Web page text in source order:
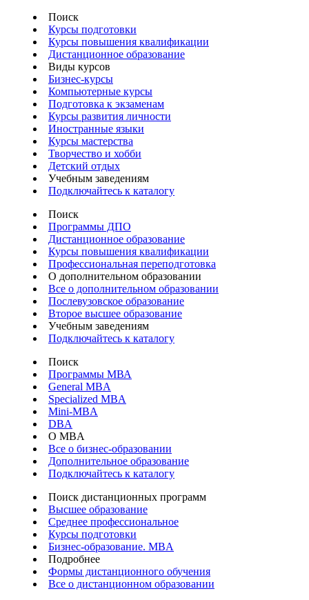
Поиск
Курсы подготовки
Курсы повышения квалификации
Дистанционное образование
Виды курсов
Бизнес-курсы
Компьютерные курсы
Подготовка к экзаменам
Курсы развития личности
Иностранные языки
Курсы мастерства
Творчество и хобби
Детский отдых
Учебным заведениям
Подключайтесь к каталогу
Поиск
Программы ДПО
Дистанционное образование
Курсы повышения квалификации
Профессиональная переподготовка
О дополнительном образовании
Все о дополнительном образовании
Послевузовское образование
Второе высшее образование
Учебным заведениям
Подключайтесь к каталогу
Поиск
Программы МВА
General MBA
Specialized MBA
Mini-MBA
DBA
О MBA
Все о бизнес-образовании
Дополнительное образование
Подключайтесь к каталогу
Поиск дистанционных программ
Высшее образование
Среднее профессиональное
Курсы подготовки
Бизнес-образование. MBA
Подробнее
Формы дистанционного обучения
Все о дистанционном образовании